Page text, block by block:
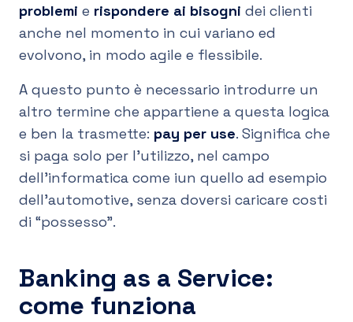
problemi e rispondere ai bisogni dei clienti
anche nel momento in cui variano ed
evolvono, in modo agile e flessibile.
A questo punto è necessario introdurre un
altro termine che appartiene a questa logica
e ben la trasmette: pay per use. Significa che
si paga solo per l’utilizzo, nel campo
dell’informatica come iun quello ad esempio
dell’automotive, senza doversi caricare costi
di “possesso”.
Banking as a Service:
come funziona